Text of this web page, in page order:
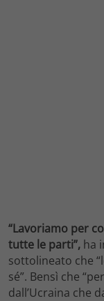
“Lavoriamo per
tutte le parti”, ha
sottolineato che
sé”. Bensì che
dall’Ucraina che